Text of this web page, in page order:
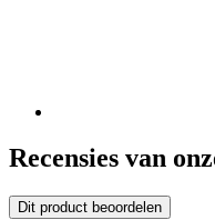
Recensies van
Dit product beoordelen